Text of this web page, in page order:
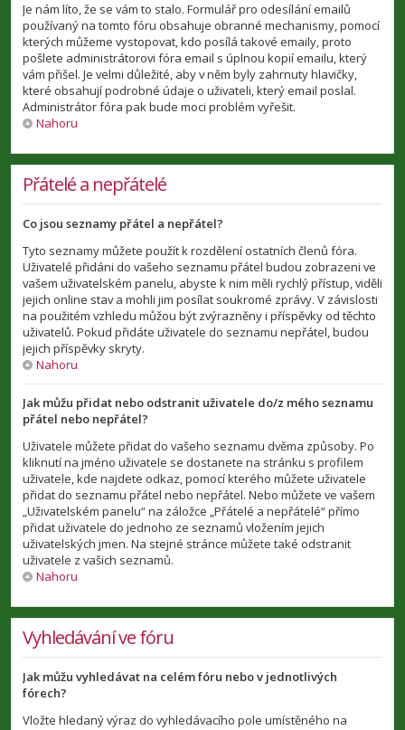
Je nám líto, že se vám to stalo. Formulář pro odesílání emailů
používaný na tomto fóru obsahuje obranné mechanismy, pomocí
kterých můžeme vystopovat, kdo posílá takové emaily, proto
pošlete administrátorovi fóra email s úplnou kopií emailu, který
vám přišel. Je velmi důležité, aby v něm byly zahrnuty hlavičky,
které obsahují podrobné údaje o uživateli, který email poslal.
Administrátor fóra pak bude moci problém vyřešit.
Nahoru
Přátelé a nepřátelé
Co jsou seznamy přátel a nepřátel?
Tyto seznamy můžete použít k rozdělení ostatních členů fóra.
Uživatelé přidáni do vašeho seznamu přátel budou zobrazeni ve
vašem uživatelském panelu, abyste k nim měli rychlý přístup, viděli
jejich online stav a mohli jim posílat soukromé zprávy. V závislosti
na použitém vzhledu můžou být zvýrazněny i příspěvky od těchto
uživatelů. Pokud přidáte uživatele do seznamu nepřátel, budou
jejich příspěvky skryty.
Nahoru
Jak můžu přidat nebo odstranit uživatele do/z mého seznamu
přátel nebo nepřátel?
Uživatele můžete přidat do vašeho seznamu dvěma způsoby. Po
kliknutí na jméno uživatele se dostanete na stránku s profilem
uživatele, kde najdete odkaz, pomocí kterého můžete uživatele
přidat do seznamu přátel nebo nepřátel. Nebo můžete ve vašem
„Uživatelském panelu“ na záložce „Přátelé a nepřátelé“ přímo
přidat uživatele do jednoho ze seznamů vložením jejich
uživatelských jmen. Na stejné stránce můžete také odstranit
uživatele z vašich seznamů.
Nahoru
Vyhledávání ve fóru
Jak můžu vyhledávat na celém fóru nebo v jednotlivých
fórech?
Vložte hledaný výraz do vyhledávacího pole umístěného na